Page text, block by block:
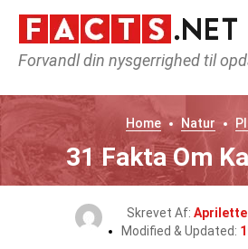
Forvandl din nysgerrighed til
Home Natur
31 Fakta Om
Skrevet Af:
Modified & Updated: